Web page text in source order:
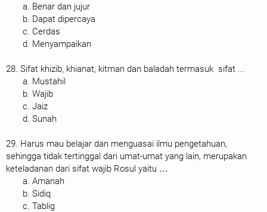
a. Benar dan jujur
b. Dapat dipercaya
c. Cerdas
d. Menyampaikan
28. Sifat khizib, khianat, kitman dan baladah termasuk sifat ...
a. Mustahil
b. Wajib
c. Jaiz
d. Sunah
29. Harus mau belajar dan menguasai ilmu pengetahuan,
sehingga tidak tertinggal dari umat-umat yang lain, merupakan
keteladanan dari sifat wajib Rosul yaitu …
a. Amanah
b. Sidiq
c. Tablig